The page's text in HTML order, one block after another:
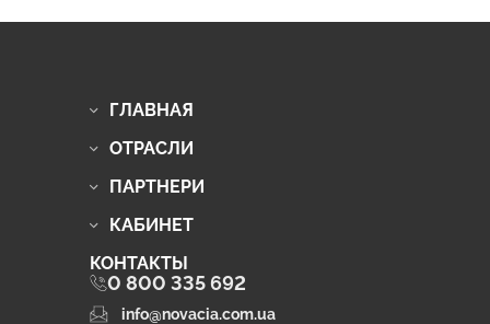
ГЛАВНАЯ
ОТРАСЛИ
ПАРТНЕРИ
КАБИНЕТ
КОНТАКТЫ
0 800 335 692
info@novacia.com.ua